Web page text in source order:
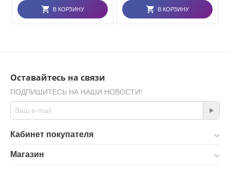
В КОРЗИНУ В КОРЗИНУ
Оставайтесь на связи
ПОДПИШИТЕСЬ НА НАШИ НОВОСТИ!
Кабинет покупателя
Магазин